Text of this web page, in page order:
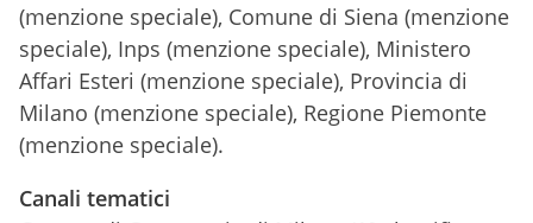
(menzione speciale), Comune di Siena (menzione
speciale), Inps (menzione speciale), Ministero
Affari Esteri (menzione speciale), Provincia di
Milano (menzione speciale), Regione Piemonte
(menzione speciale).
Canali tematici